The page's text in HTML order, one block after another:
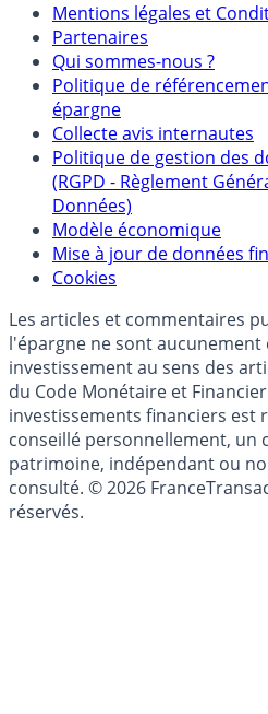
Mentions légales et
Partenaires
Qui sommes-nous ?
Politique de
épargne
Collecte avis internautes
Politique de gestion des
(RGPD - Règlement
Données)
Modèle économique
Mise à jour de données
Cookies
Les articles et commentaires
l'épargne ne sont aucunement
investissement au sens des
du Code Monétaire et
investissements financiers est
conseillé personnellement, un
patrimoine, indépendant ou
consulté. © 2026
réservés.